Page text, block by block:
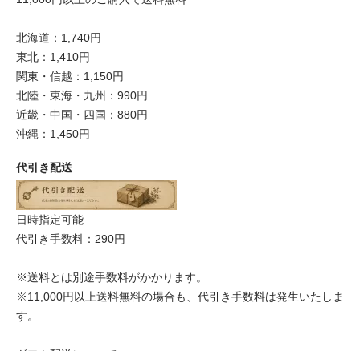
北海道：1,740円
東北：1,410円
関東・信越：1,150円
北陸・東海・九州：990円
近畿・中国・四国：880円
沖縄：1,450円
代引き配送
日時指定可能
代引き手数料：290円
※送料とは別途手数料がかかります。
※11,000円以上送料無料の場合も、代引き手数料は発生いたしま
す。